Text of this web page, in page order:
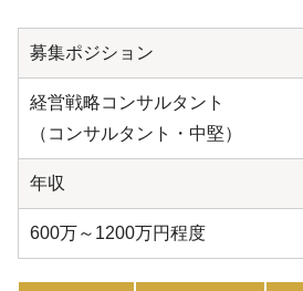
募集ポジション
経営戦略コンサルタント
（コンサルタント・中堅）
年収
600万～1200万円程度